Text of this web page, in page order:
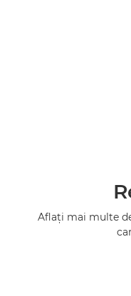
Aflaţi mai multe